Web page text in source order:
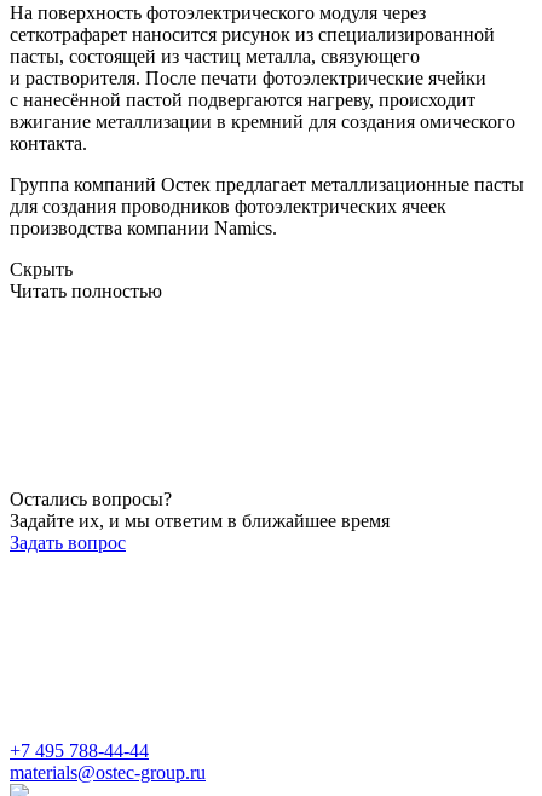
На поверхность фотоэлектрического модуля через
сеткотрафарет наносится рисунок из специализированной
пасты, состоящей из частиц металла, связующего
и растворителя. После печати фотоэлектрические ячейки
с нанесённой пастой подвергаются нагреву, происходит
вжигание металлизации в кремний для создания омического
контакта.
Группа компаний Остек предлагает металлизационные пасты
для создания проводников фотоэлектрических ячеек
производства компании Namics.
Скрыть
Читать полностью
Остались вопросы?
Задайте их, и мы ответим в ближайшее время
Задать вопрос
+7 495 788-44-44
materials@ostec-group.ru